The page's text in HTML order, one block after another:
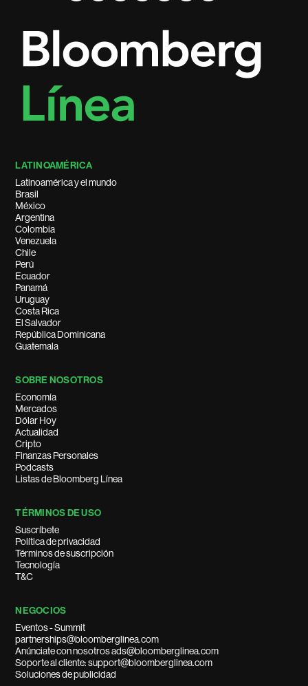
LATINOAMÉRICA
Latinoamérica y el mundo
Brasil
México
Argentina
Colombia
Venezuela
Chile
Perú
Ecuador
Panamá
Uruguay
Costa Rica
El Salvador
República Dominicana
Guatemala
SOBRE NOSOTROS
Economía
Mercados
Dólar Hoy
Actualidad
Cripto
Finanzas Personales
Podcasts
Listas de Bloomberg Línea
TÉRMINOS DE USO
Suscríbete
Política de privacidad
Términos de suscripción
Tecnología
T&C
NEGOCIOS
Eventos - Summit
partnerships@bloomberglinea.com
Anúnciate con nosotros ads@bloomberglinea.com
Soporte al cliente: support@bloomberglinea.com
Soluciones de publicidad